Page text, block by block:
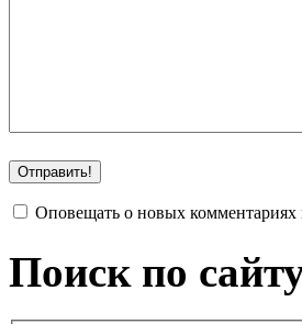
Оповещать о новых комментариях
Поиск по